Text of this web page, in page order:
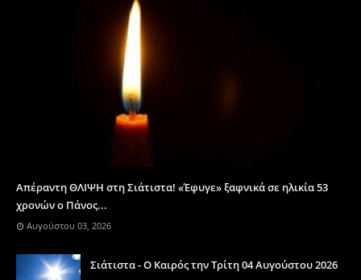
Απέραντη ΘΛΙΨΗ στη Σιάτιστα! «Έφυγε» ξαφνικά σε ηλικία 53
χρονών ο Πάνος...
Αυγούστου 03, 2026
Σιάτιστα - Ο Καιρός την Τρίτη 04 Αυγούστου 2026